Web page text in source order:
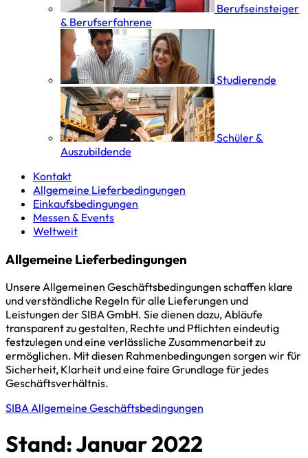
Berufseinsteiger
& Berufserfahrene
Studierende
Schüler &
Auszubildende
Kontakt
Allgemeine Lieferbedingungen
Einkaufsbedingungen
Messen & Events
Weltweit
Allgemeine Lieferbedingungen
Unsere Allgemeinen Geschäftsbedingungen schaffen klare
und verständliche Regeln für alle Lieferungen und
Leistungen der SIBA GmbH. Sie dienen dazu, Abläufe
transparent zu gestalten, Rechte und Pflichten eindeutig
festzulegen und eine verlässliche Zusammenarbeit zu
ermöglichen. Mit diesen Rahmenbedingungen sorgen wir für
Sicherheit, Klarheit und eine faire Grundlage für jedes
Geschäftsverhältnis.
SIBA Allgemeine Geschäftsbedingungen
Stand: Januar 2022